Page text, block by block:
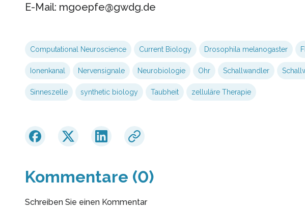
E-Mail: mgoepfe@gwdg.de
Computational Neuroscience Current Biology Drosophila melanogaster
Ionenkanal Nervensignale Neurobiologie Ohr Schallwandler
Sinneszelle synthetic biology Taubheit zelluläre Therapie
Kommentare (0)
Schreiben Sie einen Kommentar